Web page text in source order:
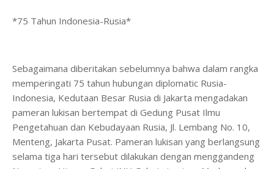
*75 Tahun Indonesia-Rusia*
Sebagaimana diberitakan sebelumnya bahwa dalam rangka
memperingati 75 tahun hubungan diplomatic Rusia-
Indonesia, Kedutaan Besar Rusia di Jakarta mengadakan
pameran lukisan bertempat di Gedung Pusat Ilmu
Pengetahuan dan Kebudayaan Rusia, Jl. Lembang No. 10,
Menteng, Jakarta Pusat. Pameran lukisan yang berlangsung
selama tiga hari tersebut dilakukan dengan menggandeng